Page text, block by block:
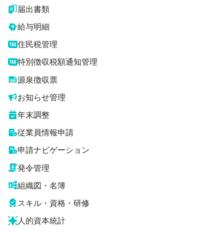
届出書類
給与明細
住民税管理
特別徴収税額通知管理
源泉徴収票
お知らせ管理
年末調整
従業員情報申請
申請ナビゲーション
発令管理
組織図・名簿
スキル・資格・研修
人的資本統計